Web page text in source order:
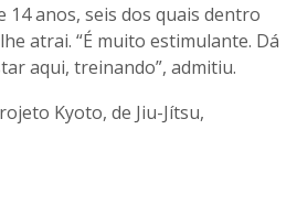
14 anos, seis dos quais dentro
atrai. “É muito estimulante. Dá
aqui, treinando”, admitiu.
Kyoto, de Jiu-Jítsu,